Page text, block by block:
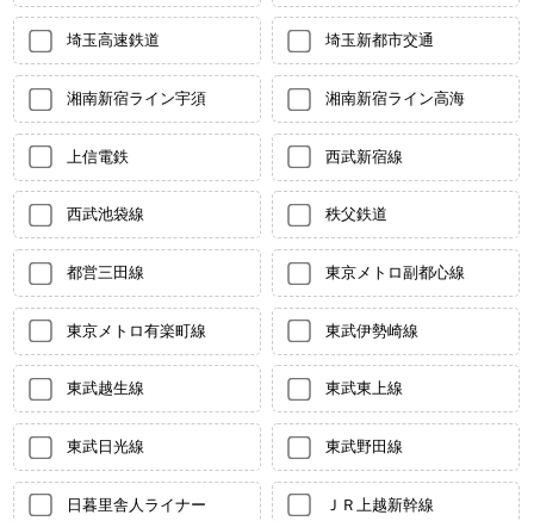
埼玉高速鉄道 埼玉新都市交通
湘南新宿ライン宇須 湘南新宿ライン高海
上信電鉄 西武新宿線
西武池袋線 秩父鉄道
都営三田線 東京メトロ副都心線
東京メトロ有楽町線 東武伊勢崎線
東武越生線 東武東上線
東武日光線 東武野田線
日暮里舎人ライナー ＪＲ上越新幹線